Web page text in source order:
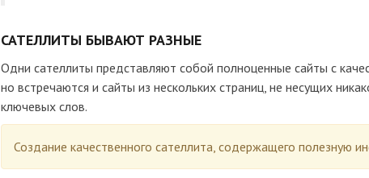
САТЕЛЛИТЫ БЫВАЮТ РАЗНЫЕ
Одни сателлиты представляют собой полноценные сайты с
но встречаются и сайты из нескольких страниц, не несущих
ключевых слов.
Создание качественного сателлита, содержащего полезную